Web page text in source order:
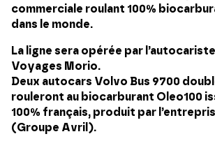
commerciale roulant 100%
dans le monde.
La ligne sera opérée par
Voyages Morio.
Deux autocars Volvo Bus 9700
rouleront au biocarburant Oleo100
100% français, produit par
(Groupe Avril).